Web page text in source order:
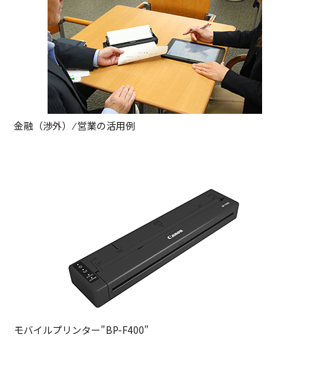
金融（渉外） ⁄ 営業の活用例
モバイルプリンター"BP-F400"